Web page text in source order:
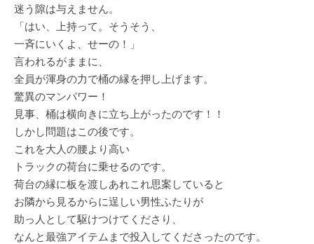
迷う隙は与えません。
「はい、上持って。そうそう、
一斉にいくよ、せーの！」
言われるがままに、
全員が渾身の力で桶の縁を押し上げます。
驚異のマンパワー！
見事、桶は横向きに立ち上がったのです！！
しかし問題はこの後です。
これを大人の腰より高い
トラックの荷台に乗せるのです。
荷台の縁に板を渡しあれこれ思案していると
お隣から見るからに逞しい男性ふたりが
助っ人として駆けつけてくださり、
なんと最強アイテムまで投入してくださったのです。